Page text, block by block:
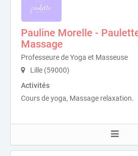
Pauline Morelle -
Massage
Professeure de Yoga et Masseuse
Lille (59000)
Activités
Cours de yoga, Massage relaxation.